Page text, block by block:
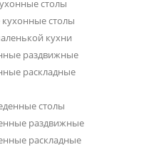
столы
столы
кухни
раздвижные
раскладные
столы
раздвижные
раскладные